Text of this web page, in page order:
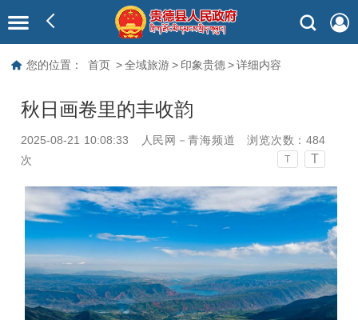
您的位置： 首页 > 全域旅游 > 印象贵德 > 详细内容
秋日画卷里的丰收韵
2025-08-21 10:08:33 人民网－青海频道 浏览次数： 484
次
T T